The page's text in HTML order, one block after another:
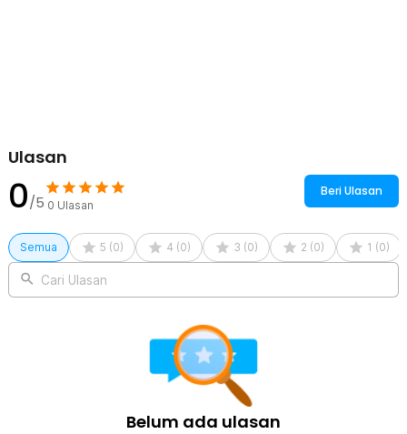
Ulasan
0/5 0 Ulasan
Beri Ulasan
Semua 5 (0) 4 (0) 3 (0) 2 (0) 1 (0)
Cari Ulasan
Belum ada ulasan